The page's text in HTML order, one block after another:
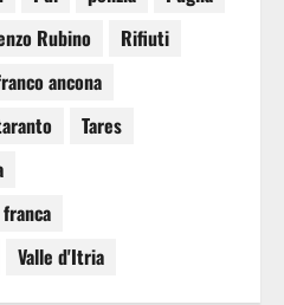
Rubino
Rifiuti
ancona
Tares
Valle d'Itria